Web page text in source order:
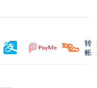
微晶纤维素、硬脂
芽糊精
会于送货前透过电
转
帐